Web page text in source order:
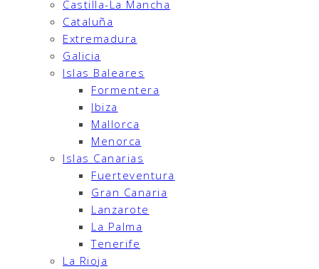
Castilla-La Mancha
Cataluña
Extremadura
Galicia
Islas Baleares
Formentera
Ibiza
Mallorca
Menorca
Islas Canarias
Fuerteventura
Gran Canaria
Lanzarote
La Palma
Tenerife
La Rioja